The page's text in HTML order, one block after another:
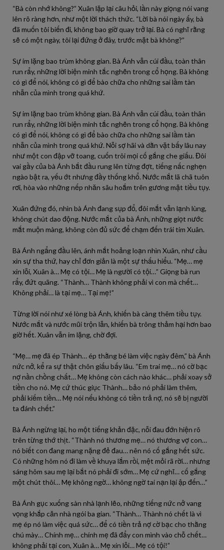
“Bà còn nhớ không?” Xuân lặp lại câu hỏi, lần này giọng nói vang
lên rõ ràng hơn, như một lời thách thức. “Lời bà nói ngày ấy, bà
đã muốn tôi biến đi, không bao giờ quay trở lại. Bà có nghĩ rằng
sẽ có một ngày, tôi lại đứng ở đây, trước mặt bà không?”
Sự im lặng bao trùm không gian. Bà Ánh vẫn cúi đầu, toàn thân
run rẩy, những lời biện minh tắc nghẽn trong cổ họng. Bà không
có gì để nói, không có gì để bào chữa cho những sai lầm tàn
nhẫn của mình trong quá khứ.
Sự im lặng bao trùm không gian. Bà Ánh vẫn cúi đầu, toàn thân
run rẩy, những lời biện minh tắc nghẽn trong cổ họng. Bà không
có gì để nói, không có gì để bào chữa cho những sai lầm tàn
nhẫn của mình trong quá khứ. Nỗi sợ hãi và dằn vặt bấy lâu nay
như một con đập vỡ toang, cuốn trôi mọi cố gắng che giấu. Đôi
vai gầy của bà Ánh bắt đầu rung lên từng đợt, tiếng nấc nghẹn
ngào bật ra, yếu ớt nhưng đầy thống khổ. Nước mắt lã chã tuôn
rơi, hòa vào những nếp nhăn sâu hoắm trên gương mặt tiều tụy.
Xuân đứng đó, nhìn bà Ánh đang sụp đổ, đôi mắt vẫn lạnh lùng,
không chút dao động. Nước mắt của bà Ánh, những giọt nước
mắt muộn màng, không còn đủ sức để chạm đến trái tim Xuân.
Bà Ánh ngẩng đầu lên, ánh mắt hoảng loạn nhìn Xuân, như cầu
xin sự tha thứ, hay chỉ đơn giản là một sự thấu hiểu. “Mẹ… mẹ
xin lỗi, Xuân à… Mẹ có tội… Mẹ là người có tội…” Giọng bà run
rẩy, đứt quãng. “Thành… Thành không phải vì con mà chết…
Không phải… là tại mẹ… Tại mẹ!”
Từng lời nói như xé lòng bà Ánh, khiến bà càng thêm tiều tụy.
Nước mắt và nước mũi trộn lẫn, khiến bà trông thảm hại hơn bao
giờ hết. Xuân vẫn im lặng, chờ đợi.
“Mẹ… mẹ đã ép Thành… ép thằng bé làm việc ngày đêm,” bà Ánh
nức nở, kể ra sự thật chôn giấu bấy lâu. “Em trai mẹ… nó cờ bạc
nợ nần chồng chất… Mẹ không còn cách nào khác… phải xoay sở
tiền cho nó. Mẹ cứ thúc giục Thành… bảo nó phải làm thêm,
phải kiếm tiền… Mẹ nói nếu không có tiền trả nợ, nó sẽ bị người
ta đánh chết.”
Bà Ánh ngừng lại, ho một tiếng khản đặc, nỗi đau đớn hiện rõ
trên từng thớ thịt. “Thành nó thương mẹ… nó thương vợ con…
nó biết con đang mang nặng đẻ đau… nên nó cố gắng hết sức.
Có những hôm nó đi làm về khuya lắm rồi, mệt mỏi rã rời… nhưng
sáng hôm sau mẹ lại bắt nó phải đi sớm… Mẹ cứ nghĩ… cố gắng
một chút thôi… Mẹ không ngờ… không ngờ tai nạn lại ập đến…”
Bà Ánh gục xuống sàn nhà lạnh lẽo, những tiếng nức nở vang
vọng khắp căn nhà ngói ba gian. “Thành… Thành nó chết là vì
mẹ ép nó làm việc quá sức… để có tiền trả nợ cờ bạc cho thằng
chú mày… Chính mẹ… chính mẹ đã đẩy con mình vào chỗ chết…
không phải tại con, Xuân à… Mẹ xin lỗi… Mẹ có tội!”